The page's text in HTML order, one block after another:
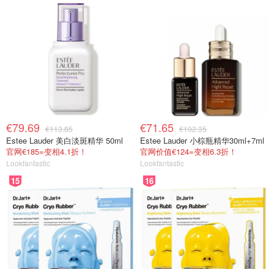
€79.69 €113.85
Estee Lauder 美白淡斑精华 50ml
官网€185=变相4.1折！
Lookfantastic
€71.65 €102.35
Estee Lauder 小棕瓶精华30ml+7ml
官网价值€124=变相6.3折！
Lookfantastic
15 16